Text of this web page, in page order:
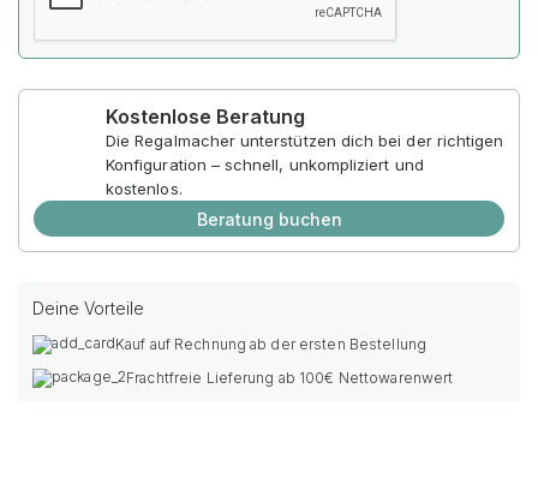
Kostenlose Beratung
Die Regalmacher unterstützen dich bei der richtigen
Konfiguration – schnell, unkompliziert und
kostenlos.
Beratung buchen
Deine Vorteile
Kauf auf Rechnung ab der ersten Bestellung
Frachtfreie Lieferung ab 100€ Nettowarenwert